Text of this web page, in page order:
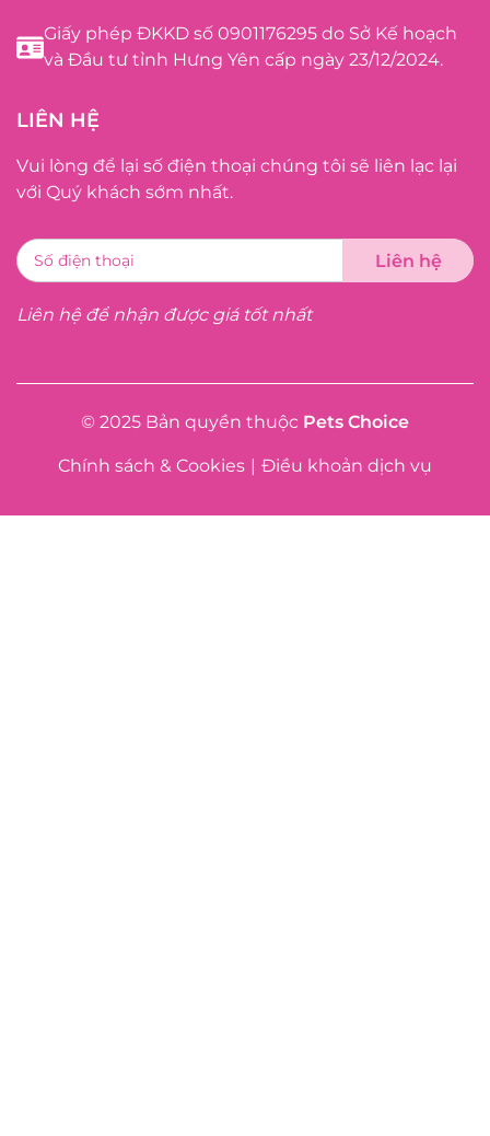
Giấy phép ĐKKD số 0901176295 do Sở Kế hoạch
và Đầu tư tỉnh Hưng Yên cấp ngày 23/12/2024.
LIÊN HỆ
Vui lòng để lại số điện thoại chúng tôi sẽ liên lạc lại
với Quý khách sớm nhất.
Liên hệ để nhận được giá tốt nhất
© 2025 Bản quyền thuộc Pets Choice
Chính sách & Cookies Điều khoản dịch vụ